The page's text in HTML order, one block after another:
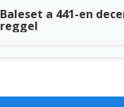
Baleset a 441-en
reggel